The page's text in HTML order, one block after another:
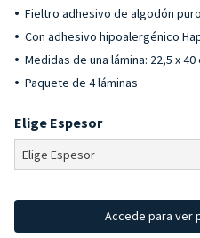
Fieltro adhesivo de algodón
Con adhesivo hipoalergénico
Medidas de una lámina: 22,5 x 40
Paquete de 4 láminas
Elige Espesor
Accede para ver